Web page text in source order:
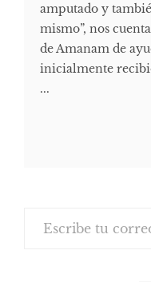
amputado y
mismo”, nos
de Amanam de
inicialmente
...